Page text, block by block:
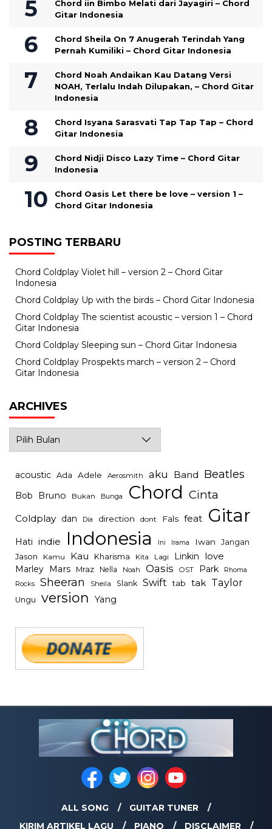
Chord iin Bimbo Melati dari Jayagiri – Chord
Gitar Indonesia
Chord Sheila On 7 Anugerah Terindah Yang
Pernah Kumiliki – Chord Gitar Indonesia
Chord Noah Andaikan Kau Datang Versi
NOAH, Terlalu Indah Dilupakan, – Chord Gitar
Indonesia
Chord Isyana Sarasvati Tap Tap Tap – Chord
Gitar Indonesia
Chord Nidji Disco Lazy Time – Chord Gitar
Indonesia
Chord Oasis Let there be love – version 1 –
Chord Gitar Indonesia
POSTING TERBARU
Chord Coldplay Violet hill – version 2 – Chord Gitar
Indonesia
Chord Coldplay Up with the birds – Chord Gitar Indonesia
Chord Coldplay The scientist acoustic – version 1 – Chord
Gitar Indonesia
Chord Coldplay Sleeping sun – Chord Gitar Indonesia
Chord Coldplay Prospekts march – version 2 – Chord
Gitar Indonesia
ARCHIVES
acoustic Ada Adele Aerosmith aku Band Beatles
Bob Bruno Bukan Bunga Chord Cinta
Coldplay dan Dia direction dont Fals feat Gitar
Hati indie Indonesia Ini Irama Iwan Jangan
Jason Kamu Kau Kharisma Kita Lagi Linkin love
Marley Mars Mraz Nella Noah Oasis OST Park Rhoma
Rocks Sheeran Sheila Slank Swift tab tak Taylor
Ungu version Yang
ALL SONG
GUITAR TUNER
KIRIM ARTIKEL LAGU
PIANO DISCLAIMER